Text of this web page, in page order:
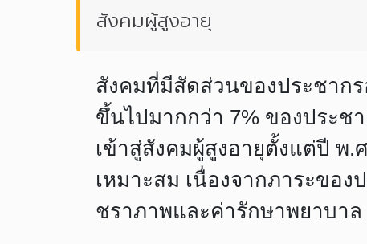
สังคมผู้สูงอายุ
สังคมที่มีสัดส่วนของประชาก
ขึ้นไปมากกว่า 7% ของประช
เข้าสู่สังคมผู้สูงอายุตั้งแต่ปี พ.
เหมาะสม เนื่องจากภาระขอ
ชราภาพและค่ารักษาพยาบาล